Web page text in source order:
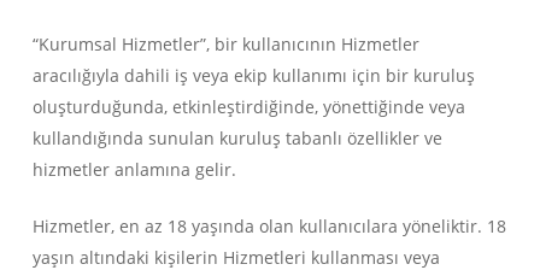
“Kurumsal Hizmetler”, bir kullanıcının Hizmetler
aracılığıyla dahili iş veya ekip kullanımı için bir kuruluş
oluşturduğunda, etkinleştirdiğinde, yönettiğinde veya
kullandığında sunulan kuruluş tabanlı özellikler ve
hizmetler anlamına gelir.
Hizmetler, en az 18 yaşında olan kullanıcılara yöneliktir. 18
yaşın altındaki kişilerin Hizmetleri kullanması veya